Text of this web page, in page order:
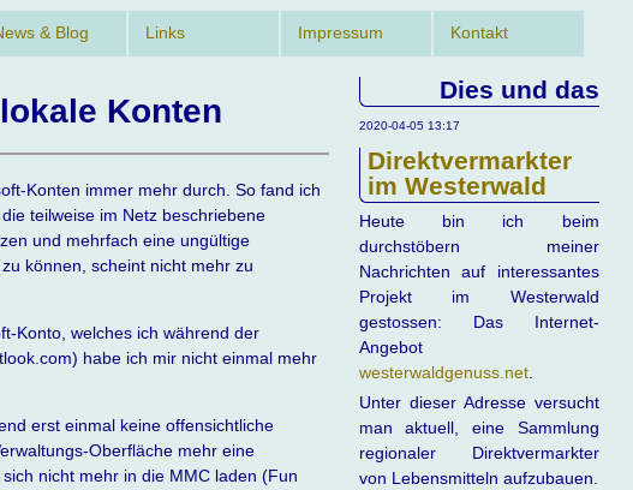
& Blog Links Impressum Kontakt
Konten
Konten immer mehr durch. So fand ich
teilweise im Netz beschriebene
und mehrfach eine ungültige
können, scheint nicht mehr zu
Konto, welches ich während der
habe ich mir nicht einmal mehr
erst einmal keine offensichtliche
Oberfläche mehr eine
nicht mehr in die MMC laden (Fun
Dies und das
2020-04-05 13:17
Direktvermarkter
im Westerwald
Heute bin ich beim
durchstöbern meiner
Nachrichten auf interessantes
Projekt im Westerwald
gestossen: Das Internet-
Angebot
westerwaldgenuss.net.
Unter dieser Adresse versucht
man aktuell, eine Sammlung
regionaler Direktvermarkter
von Lebensmitteln aufzubauen.